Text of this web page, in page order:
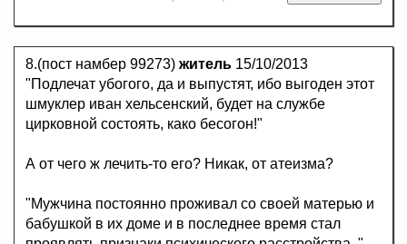
8.(пост намбер 99273) житель 15/10/2013
"Подлечат убогого, да и выпустят, ибо выгоден этот
шмуклер иван хельсенский, будет на службе
цирковной состоять, како бесогон!"
А от чего ж лечить-то его? Никак, от атеизма?
"Мужчина постоянно проживал со своей матерью и
бабушкой в их доме и в последнее время стал